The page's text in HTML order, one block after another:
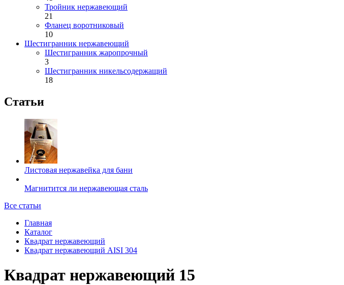
Тройник нержавеющий
21
Фланец воротниковый
10
Шестигранник нержавеющий
Шестигранник жаропрочный
3
Шестигранник никельсодержащий
18
Статьи
Листовая нержавейка для бани
Магнитится ли нержавеющая сталь
Все статьи
Главная
Каталог
Квадрат нержавеющий
Квадрат нержавеющий AISI 304
Квадрат нержавеющий 15